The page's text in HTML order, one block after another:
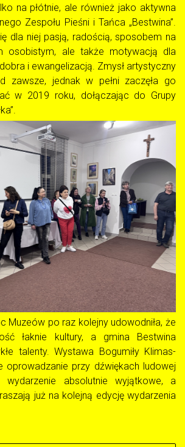
na płótnie, ale również jako aktywna
Zespołu Pieśni i Tańca „Bestwina”.
dla niej pasją, radością, sposobem na
osobistym, ale także motywacją dla
i ewangelizacją. Zmysł artystyczny
zawsze, jednak w pełni zaczęła go
w 2019 roku, dołączając do Grupy
po raz kolejny udowodniła, że
łaknie kultury, a gmina Bestwina
talenty. Wystawa Bogumiły Klimas-
oprowadzanie przy dźwiękach ludowej
wydarzenie absolutnie wyjątkowe, a
już na kolejną edycję wydarzenia